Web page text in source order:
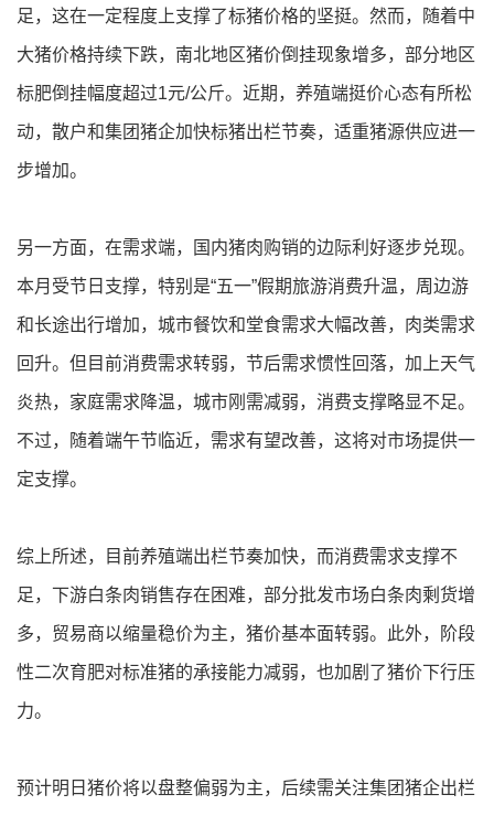
足，这在一定程度上支撑了标猪价格的坚挺。然而，随着中
大猪价格持续下跌，南北地区猪价倒挂现象增多，部分地区
标肥倒挂幅度超过1元/公斤。近期，养殖端挺价心态有所松
动，散户和集团猪企加快标猪出栏节奏，适重猪源供应进一
步增加。
另一方面，在需求端，国内猪肉购销的边际利好逐步兑现。
本月受节日支撑，特别是“五一”假期旅游消费升温，周边游
和长途出行增加，城市餐饮和堂食需求大幅改善，肉类需求
回升。但目前消费需求转弱，节后需求惯性回落，加上天气
炎热，家庭需求降温，城市刚需减弱，消费支撑略显不足。
不过，随着端午节临近，需求有望改善，这将对市场提供一
定支撑。
综上所述，目前养殖端出栏节奏加快，而消费需求支撑不
足，下游白条肉销售存在困难，部分批发市场白条肉剩货增
多，贸易商以缩量稳价为主，猪价基本面转弱。此外，阶段
性二次育肥对标准猪的承接能力减弱，也加剧了猪价下行压
力。
预计明日猪价将以盘整偏弱为主，后续需关注集团猪企出栏